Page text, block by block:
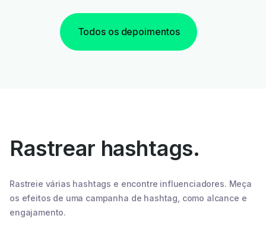
Todos os depoimentos
Rastrear hashtags.
Rastreie várias hashtags e encontre influenciadores. Meça
os efeitos de uma campanha de hashtag, como alcance e
engajamento.